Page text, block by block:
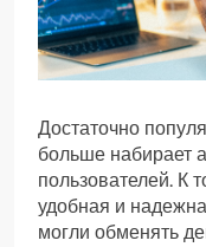
Достаточно
больше набирает
пользователей. К
удобная и
могли обменять